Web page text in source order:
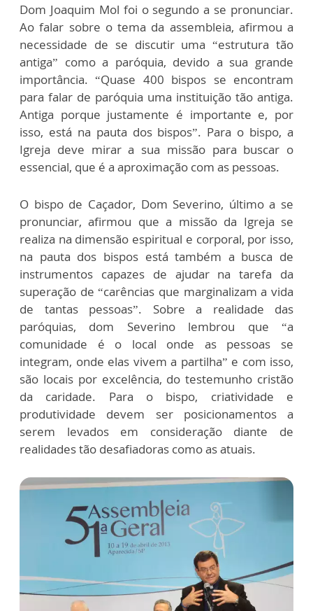
Dom Joaquim Mol foi o segundo a se pronunciar.
Ao falar sobre o tema da assembleia, afirmou a
necessidade de se discutir uma “estrutura tão
antiga” como a paróquia, devido a sua grande
importância. “Quase 400 bispos se encontram
para falar de paróquia uma instituição tão antiga.
Antiga porque justamente é importante e, por
isso, está na pauta dos bispos”. Para o bispo, a
Igreja deve mirar a sua missão para buscar o
essencial, que é a aproximação com as pessoas.
O bispo de Caçador, Dom Severino, último a se
pronunciar, afirmou que a missão da Igreja se
realiza na dimensão espiritual e corporal, por isso,
na pauta dos bispos está também a busca de
instrumentos capazes de ajudar na tarefa da
superação de “carências que marginalizam a vida
de tantas pessoas”. Sobre a realidade das
paróquias, dom Severino lembrou que “a
comunidade é o local onde as pessoas se
integram, onde elas vivem a partilha” e com isso,
são locais por excelência, do testemunho cristão
da caridade. Para o bispo, criatividade e
produtividade devem ser posicionamentos a
serem levados em consideração diante de
realidades tão desafiadoras como as atuais.